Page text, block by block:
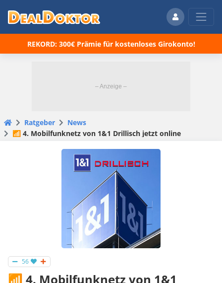
REKORD: 300€ Prämie für kostenloses Girokonto!
Ratgeber
News
📶 4. Mobilfunknetz von 1&1 Drillisch jetzt online
56
📶 4. Mobilfunknetz von 1&1